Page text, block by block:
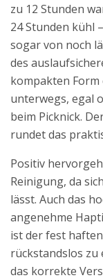
zu 12 Stunden
24 Stunden kühl
sogar von noch
des
kompakten Form
unterwegs, egal
beim Picknick.
rundet das
Positiv
Reinigung, da
lässt. Auch das
angenehme
ist der fest
rückstandslos
das korrekte